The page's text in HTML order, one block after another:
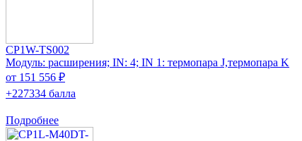
CP1W-TS002
Модуль: расширения; IN: 4; IN 1: термопара J,термопара K
от 151 556 ₽
+227334 балла
Подробнее